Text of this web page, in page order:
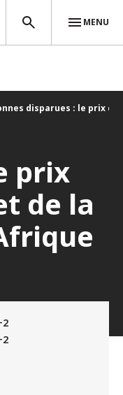
MENU
disparues : le prix
prix
de la